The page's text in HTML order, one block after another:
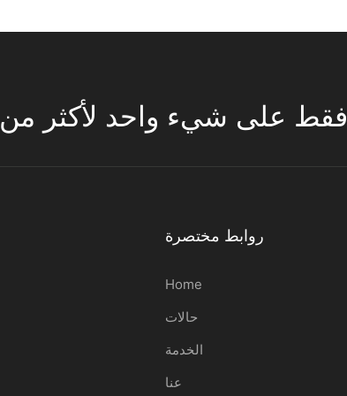
تركز ESAC فقط على شيء واحد لأكثر من 23 عامًا
روابط مختصرة
Home
حالات
الخدمة
عنا